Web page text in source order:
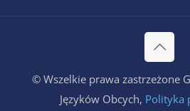
© Wszelkie prawa zastrzeżone
Języków Obcych, Polityka